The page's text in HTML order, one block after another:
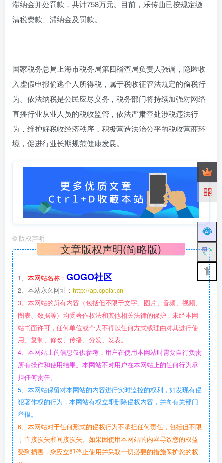
滞纳金并处罚款，共计758万元。目前，乐传曲已按规定缴
清税费款、滞纳金及罚款。
国家税务总局上海市税务局第四稽查局负责人强调，隐匿收
入虚假申报偷逃个人所得税，属于税收征管法规定的偷税行
为。依法纳税是公民应尽义务，税务部门将持续加强对网络
直播行业从业人员的税收监管，依法严肃查处涉税违法行
为，维护好税收经济秩序，积极营造法治公平的税收营商环
境，促进行业长期规范健康发展。
© 版权声明
文章版权声明(简略版)
1、 本网站名称： GOGO社区
2、本站永久网址： http://ap.cpolar.cn
3、本网站的所有内容（包括但不限于文字、图片、音频、视频、
图表、数据等）均受著作权法和其他相关法律的保护，未经本网
站书面许可，任何单位或个人不得以任何方式或理由对其进行使
用、复制、修改、传播、分发、发表。
4、本网站上的信息仅供参考，用户在使用本网站时需要自行负责
所有操作和使用结果。本网站不对用户在本网站上的任何行为承
担任何责任。
5、本网站保留对本网站的内容进行实时监控的权利，如发现有侵
犯著作权的行为，本网站有权立即删除侵权内容，并向有关部门
举报。
6、本网站对于任何形式的侵权行为不承担任何责任，包括但不限
于直接损失和间接损失。如果因使用本网站的内容导致您的权益
受到损害，您应立即停止使用并采取一切必要的措施保护您的权